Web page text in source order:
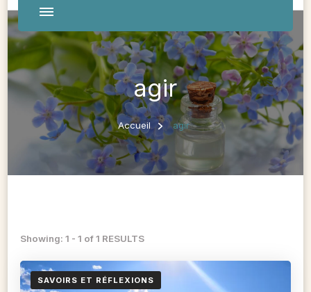
agir
Accueil agir
Showing: 1 - 1 of 1 RESULTS
SAVOIRS ET RÉFLEXIONS